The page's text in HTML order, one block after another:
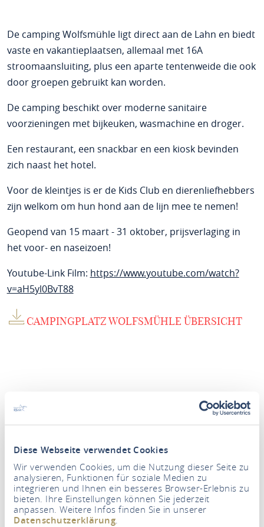
Diese Webseite verwendet Cookies
Wir verwenden Cookies, um die Nutzung dieser Seite zu
analysieren, Funktionen für soziale Medien zu
integrieren und Ihnen ein besseres Browser-Erlebnis zu
bieten. Ihre Einstellungen können Sie jederzeit
anpassen. Weitere Infos finden Sie in unserer
Datenschutzerklärung
De camping Wolfsmühle ligt direct aan de Lahn en biedt
vaste en vakantieplaatsen, allemaal met 16A
stroomaansluiting, plus een aparte tentenweide die ook
door groepen gebruikt kan worden.
De camping beschikt over moderne sanitaire
voorzieningen met bijkeuken, wasmachine en droger.
Een restaurant, een snackbar en een kiosk bevinden
zich naast het hotel.
Voor de kleintjes is er de Kids Club en dierenliefhebbers
zijn welkom om hun hond aan de lijn mee te nemen!
Geopend van 15 maart - 31 oktober, prijsverlaging in
het voor- en naseizoen!
Youtube-Link Film: https://www.youtube.com/watch?
v=aH5yl0BvT88
CAMPINGPLATZ WOLFSMÜHLE ÜBERSICHT
Periode